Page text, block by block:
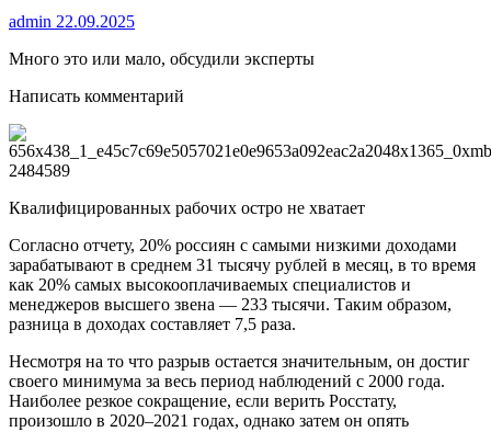
admin 22.09.2025
Много это или мало, обсудили эксперты
Написать комментарий
Квалифицированных рабочих остро не хватает
Согласно отчету, 20% россиян с самыми низкими доходами
зарабатывают в среднем 31 тысячу рублей в месяц, в то время
как 20% самых высокооплачиваемых специалистов и
менеджеров высшего звена — 233 тысячи. Таким образом,
разница в доходах составляет 7,5 раза.
Несмотря на то что разрыв остается значительным, он достиг
своего минимума за весь период наблюдений с 2000 года.
Наиболее резкое сокращение, если верить Росстату,
произошло в 2020–2021 годах, однако затем он опять